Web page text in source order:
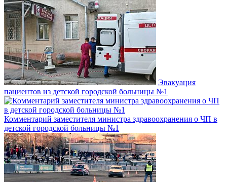
Эвакуация
пациентов из детской городской больницы №1
Комментарий заместителя министра здравоохранения о ЧП в
детской городской больницы №1